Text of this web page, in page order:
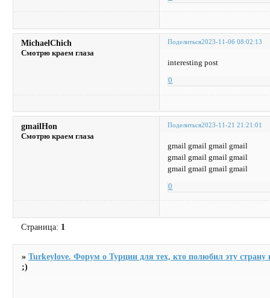
Поделиться2023-11-06 08:02:13
MichaelChich
Смотрю краем глаза
interesting post
0
Поделиться2023-11-21 21:21:01
gmailHon
Смотрю краем глаза
gmail gmail gmail gmail
gmail gmail gmail gmail
gmail gmail gmail gmail
0
Страница: 1
»Turkeylove. Форум о Турции для тех, кто полюбил эту страну
;)